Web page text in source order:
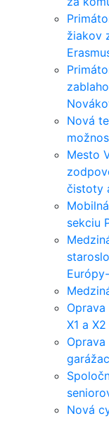
žiakov
Nová
Mesto
čistoty
sekciu
X1 a X2
Nová